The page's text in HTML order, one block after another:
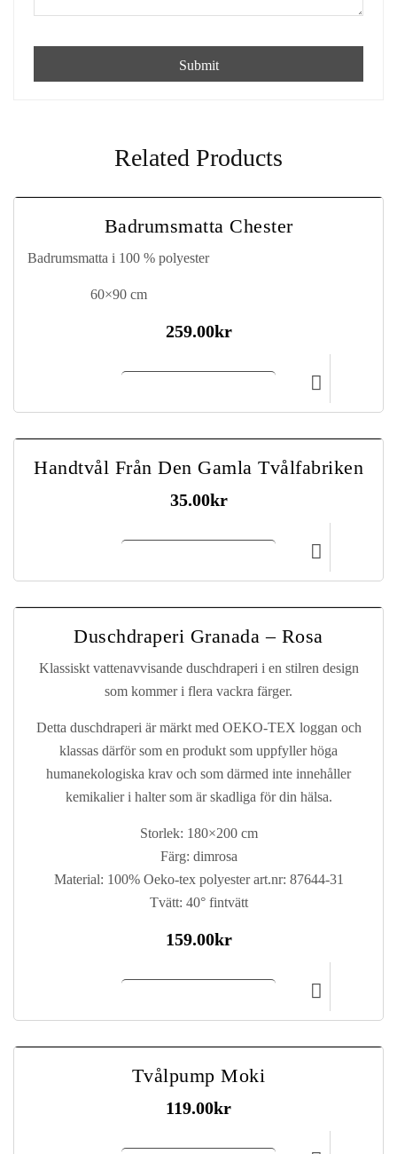
Related Products
Badrumsmatta Chester
Badrumsmatta i 100 % polyester
60×90 cm
259.00kr
Handtvål Från Den Gamla Tvålfabriken
35.00kr
Duschdraperi Granada – Rosa
Klassiskt vattenavvisande duschdraperi i en stilren design
som kommer i flera vackra färger.
Detta duschdraperi är märkt med OEKO-TEX loggan och
klassas därför som en produkt som uppfyller höga
humanekologiska krav och som därmed inte innehåller
kemikalier i halter som är skadliga för din hälsa.
Storlek: 180×200 cm
Färg: dimrosa
Material: 100% Oeko-tex polyester art.nr: 87644-31
Tvätt: 40° fintvätt
159.00kr
Tvålpump Moki
119.00kr